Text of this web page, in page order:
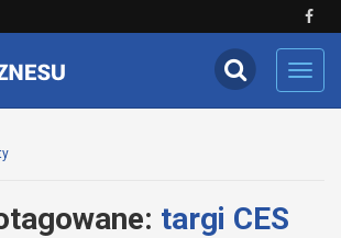
targi CES